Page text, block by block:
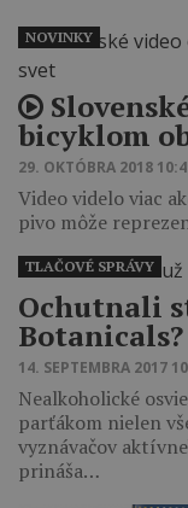
bicyklom
29. OKTÓBRA 2018
Video videlo viac
pivo môže
NOVINKY
Ochutnali
Botanicals?
14. SEPTEMBRA 2017
Nealkoholické
parťákom nielen
vyznávačov
prináša…
TLAČOVÉ SPRÁVY